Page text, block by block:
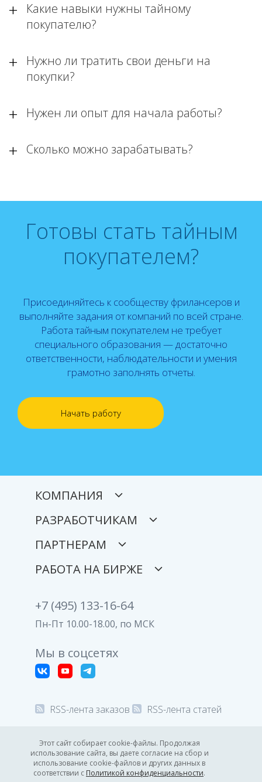
Какие навыки нужны тайному
покупателю?
Нужно ли тратить свои деньги на
покупки?
Нужен ли опыт для начала работы?
Сколько можно зарабатывать?
Готовы стать тайным
покупателем?
Присоединяйтесь к сообществу фрилансеров и
выполняйте задания от компаний по всей стране.
Работа тайным покупателем не требует
специального образования — достаточно
ответственности, наблюдательности и умения
грамотно заполнять отчеты.
Начать работу
Этот сайт собирает cookie-файлы. Продолжая
использование сайта, вы даете согласие на сбор и
использование cookie-файлов и других данных в
соответствии с Политикой конфиденциальности.
КОМПАНИЯ
РАЗРАБОТЧИКАМ
ПАРТНЕРАМ
РАБОТА НА БИРЖЕ
+7 (495) 133-16-64
Пн-Пт 10.00-18.00, по МСК
Мы в соцсетях
RSS-лента заказов RSS-лента статей
© 2008-2026 Все права защищены.
Политика конфиденциальности